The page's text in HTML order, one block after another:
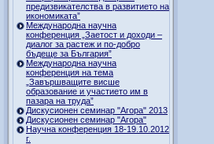
предизвикателства в развитието на
икономиката”
Международна научна
конференция „Заетост и доходи –
диалог за растеж и по-добро
бъдеще за България”
Международна научна
конференция на тема
„Завършващите висше
образование и участието им в
пазара на труда”
Дискусионен семинар "Агора" 2013
Дискусионен семинар "Агора"
Научна конференция 18-19.10.2012
г.